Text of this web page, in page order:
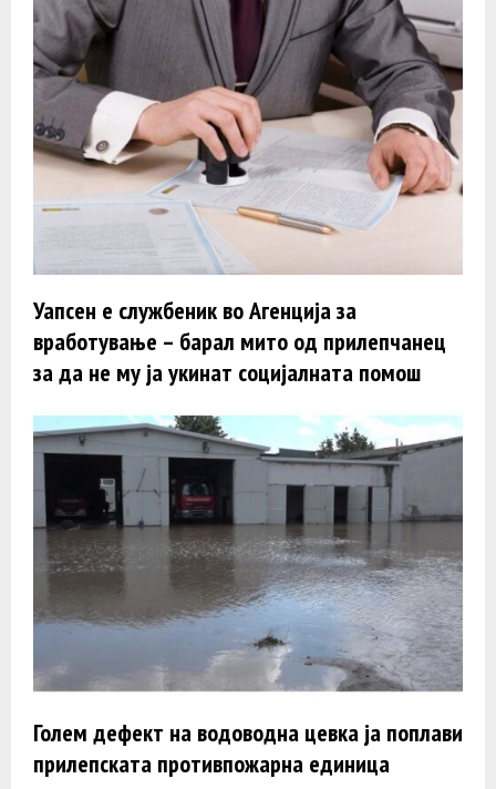
Уапсен е службеник во Агенција за
вработување – барал мито од прилепчанец
за да не му ја укинат социјалната помош
Голем дефект на водоводна цевка ја поплави
прилепската противпожарна единица